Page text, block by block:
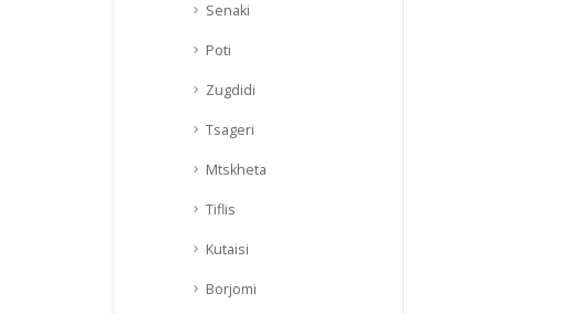
Senaki
Poti
Zugdidi
Tsageri
Mtskheta
Tiflis
Kutaisi
Borjomi